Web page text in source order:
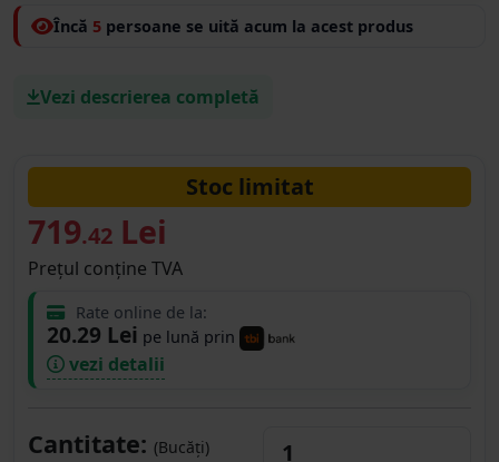
Încă 5 persoane se uită acum la acest produs
Vezi descrierea completă
Stoc limitat
719.42 Lei
Prețul conține TVA
Rate online de la:
20.29 Lei pe lună prin
vezi detalii
Cantitate: (Bucăți)